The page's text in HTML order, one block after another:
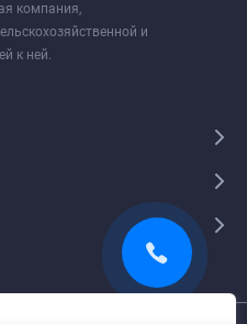
компания,
и
к ней.